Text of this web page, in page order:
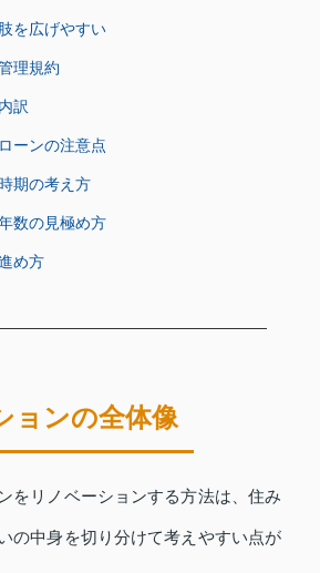
を広げやすい
理規約
訳
ーンの注意点
期の考え方
数の見極め方
め方
ョンの全体像
をリノベーションする方法は、住み
の中身を切り分けて考えやすい点が